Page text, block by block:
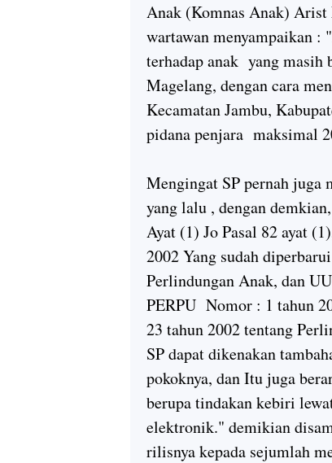
Anak (Komnas Anak) Arist
wartawan menyampaikan :
terhadap anak yang masih
Magelang, dengan cara
Kecamatan Jambu,
pidana penjara maksimal
Mengingat SP pernah juga
yang lalu , dengan
Ayat (1) Jo Pasal 82 ayat
2002 Yang sudah
Perlindungan Anak, dan
PERPU Nomor : 1 tahun
23 tahun 2002 tentang
SP dapat dikenakan
pokoknya, dan Itu juga
berupa tindakan kebiri
elektronik." demikian
rilisnya kepada sejumlah